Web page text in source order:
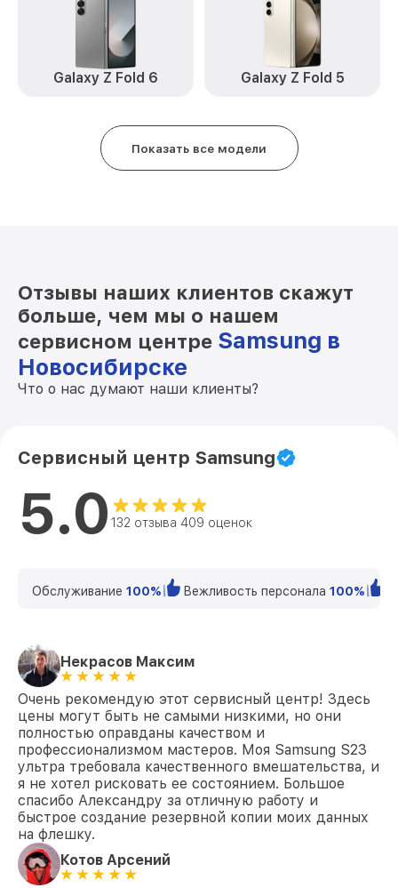
Замена Wi-Fi Galaxy A02 Samsung от 450₽
Ремонт динамика Galaxy A02 Samsung от 550₽
Замена разъема зарядки Galaxy A02
Замена защитного стекла Galaxy A02
Galaxy Z Fold 6 Galaxy Z Fold 5
Показать все модели
Отзывы наших клиентов скажут
больше, чем мы о нашем
сервисном центре Samsung в
Новосибирске
Что о нас думают наши клиенты?
Сервисный центр Samsung
5.0 132 отзыва 409 оценок
Обслуживание 100% Вежливость персонала 100%
Некрасов Максим
Очень рекомендую этот сервисный центр! Здесь
цены могут быть не самыми низкими, но они
полностью оправданы качеством и
профессионализмом мастеров. Моя Samsung S23
ультра требовала качественного вмешательства, и
я не хотел рисковать ее состоянием. Большое
спасибо Александру за отличную работу и
быстрое создание резервной копии моих данных
на флешку.
Котов Арсений